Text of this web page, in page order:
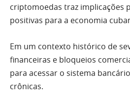
criptomoedas traz implicações
positivas para a economia
Em um contexto histórico de
financeiras e bloqueios
para acessar o sistema
crônicas.